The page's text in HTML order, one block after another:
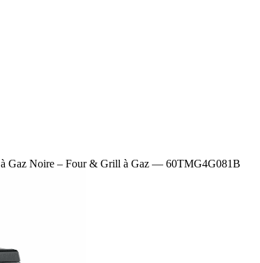
Gaz Noire – Four & Grill à Gaz — 60TMG4G081B